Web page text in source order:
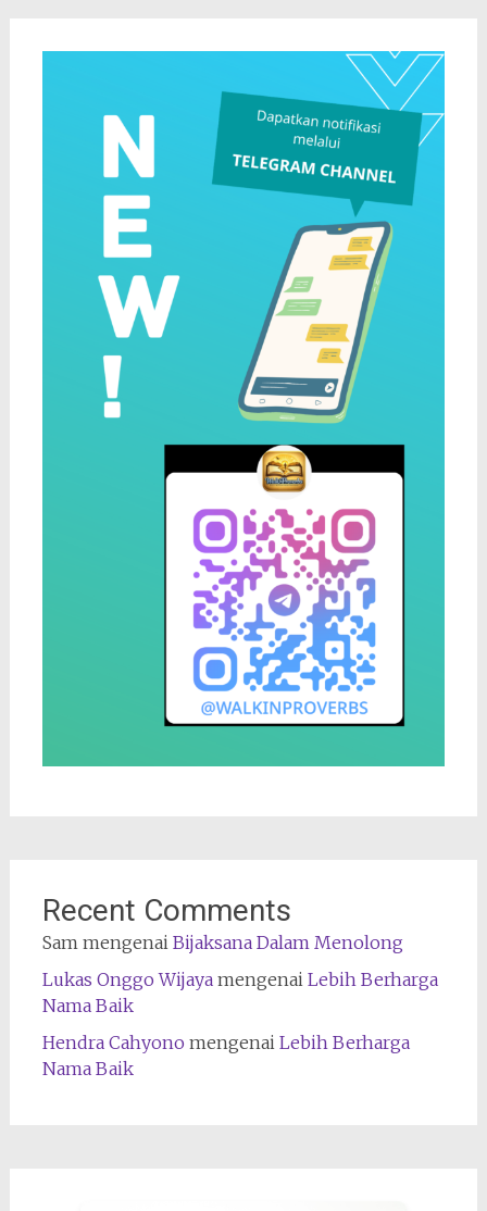
Recent Comments
Sammengenai Bijaksana Dalam Menolong
Lukas Onggo Wijayamengenai Lebih Berharga
Nama Baik
Hendra Cahyono mengenai Lebih Berharga
Nama Baik